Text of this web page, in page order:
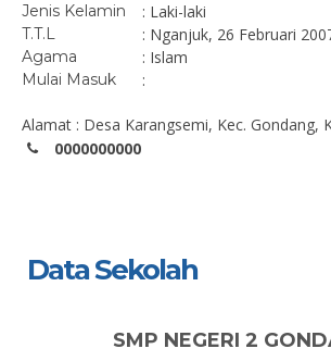
Jenis Kelamin : Laki-laki
T.T.L : Nganjuk, 26 Februari
Agama : Islam
Mulai Masuk :
Alamat : Desa Karangsemi, Kec. Gondang,
0000000000
Data Sekolah
SMP NEGERI 2